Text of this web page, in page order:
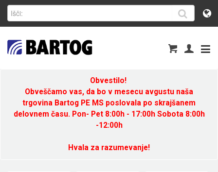
Obvestilo!
Obveščamo vas, da bo v mesecu avgustu naša
trgovina Bartog PE MS poslovala po skrajšanem
delovnem času. Pon- Pet 8:00h - 17:00h Sobota 8:00h
-12:00h
Hvala za razumevanje!